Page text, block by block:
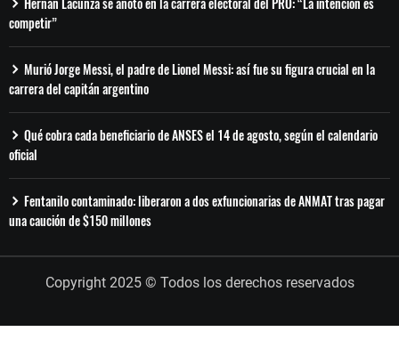
competir”
Murió Jorge Messi, el padre de Lionel Messi: así fue su figura crucial en la
carrera del capitán argentino
Qué cobra cada beneficiario de ANSES el 14 de agosto, según el calendario
oficial
Fentanilo contaminado: liberaron a dos exfuncionarias de ANMAT tras pagar
una caución de $150 millones
Copyright 2025 © Todos los derechos reservados